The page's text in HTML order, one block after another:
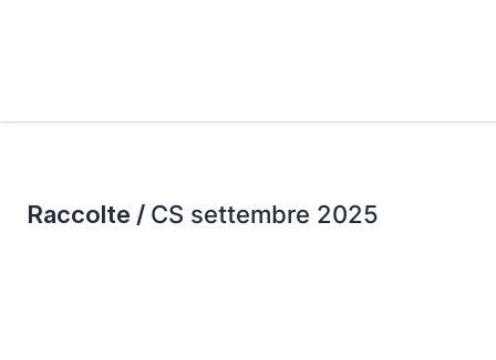
Raccolte / CS settembre 2025